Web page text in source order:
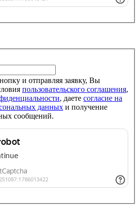
и отправляя заявку, Вы
пользовательского соглашения,
, даете согласие на
данных и получение
сообщений.